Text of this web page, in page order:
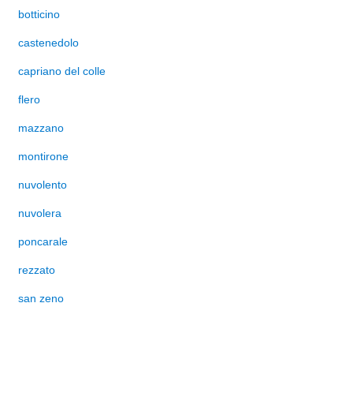
botticino
castenedolo
capriano del colle
flero
mazzano
montirone
nuvolento
nuvolera
poncarale
rezzato
san zeno